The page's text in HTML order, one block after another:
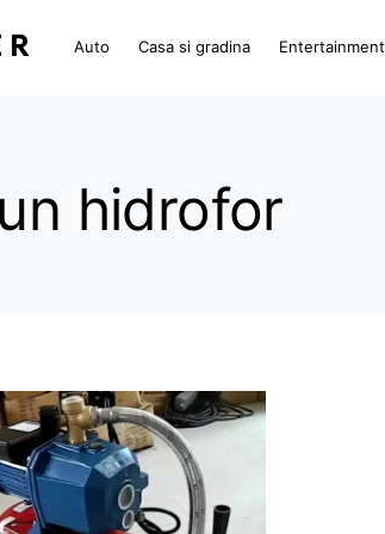
Auto Casa si gradina Entertainment
hidrofor